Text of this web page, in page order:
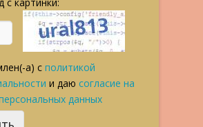
а) с политикой
и даю согласие на
данных